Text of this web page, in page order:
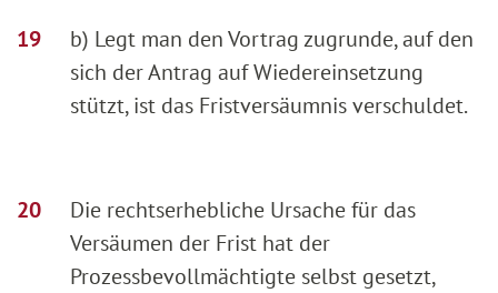
b) Legt man den Vortrag zugrunde, auf den
sich der Antrag auf Wiedereinsetzung
stützt, ist das Fristversäumnis verschuldet.
Die rechtserhebliche Ursache für das
Versäumen der Frist hat der
Prozessbevollmächtigte selbst gesetzt,